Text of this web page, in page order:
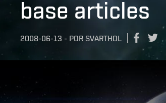
base articles
2008-06-13 - POR SVARTHOL